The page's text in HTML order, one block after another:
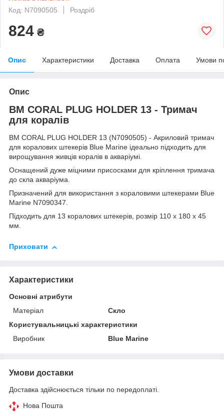
Код: N7090505
Роздріб
824 ₴
Опис Характеристики Доставка Оплата Умови
Опис
BM CORAL PLUG HOLDER 13 - Тримач
для коралів
BM CORAL PLUG HOLDER 13 (N7090505) - Акриловий тримач
для коралових штекерів Blue Marine ідеально підходить для
вирощування живців коралів в акваріумі.
Оснащений дуже міцними присосками для кріплення тримача
до скла акваріума.
Призначений для використання з кораловими штекерами Blue
Marine N7090347.
Підходить для 13 коралових штекерів, розмір 110 x 180 x 45
мм.
Приховати
Характеристики
Основні атрибути
Матеріал
Скло
Користувальницькі характеристики
Виробник
Blue Marine
Умови доставки
Доставка здійснюється тільки по передоплаті.
Нова Пошта